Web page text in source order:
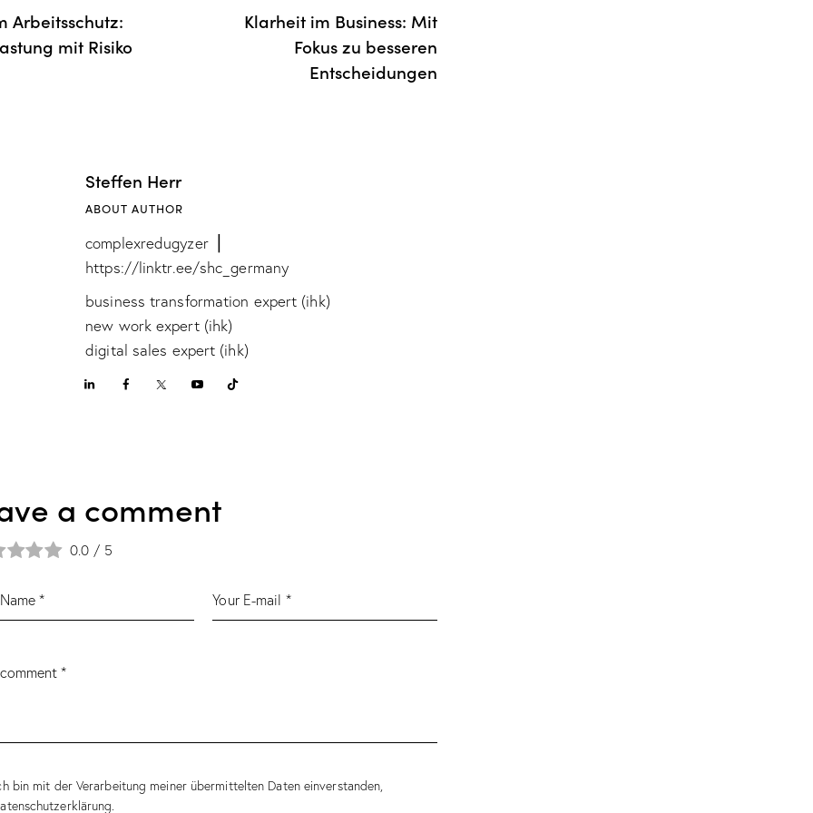
Arbeitsschutz:
mit Risiko
Klarheit im Business: Mit
Fokus zu besseren
Entscheidungen
Steffen Herr
ABOUT AUTHOR
complexredugyzer ⎪
https://linktr.ee/shc_germany
business transformation expert (ihk)
new work expert (ihk)
digital sales expert (ihk)
a comment
0.0 / 5
bin mit der Verarbeitung meiner übermittelten Daten einverstanden,
.